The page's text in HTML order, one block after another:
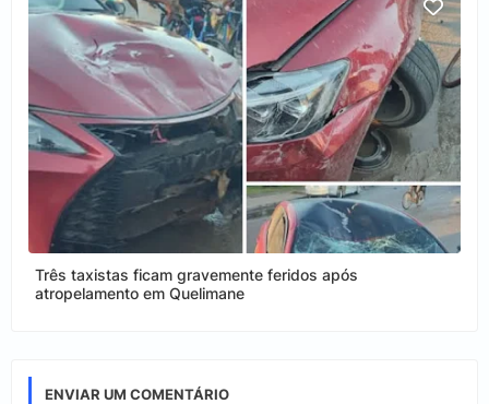
Três taxistas ficam gravemente feridos após
atropelamento em Quelimane
ENVIAR UM COMENTÁRIO